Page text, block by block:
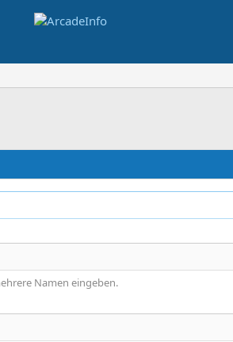
Namen eingeben.